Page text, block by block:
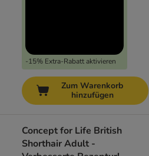
-15% Extra-Rabatt aktivieren
Zum Warenkorb
hinzufügen
Concept for Life British
Shorthair Adult -